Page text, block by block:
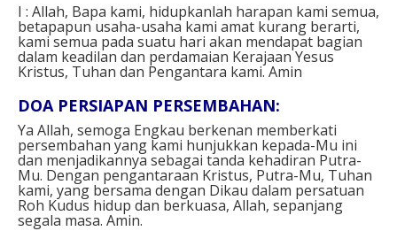
I : Allah, Bapa kami, hidupkanlah harapan kami semua,
betapapun usaha-usaha kami amat kurang berarti,
kami semua pada suatu hari akan mendapat bagian
dalam keadilan dan perdamaian Kerajaan Yesus
Kristus, Tuhan dan Pengantara kami. Amin
DOA PERSIAPAN PERSEMBAHAN:
Ya Allah, semoga Engkau berkenan memberkati
persembahan yang kami hunjukkan kepada-Mu ini
dan menjadikannya sebagai tanda kehadiran Putra-
Mu. Dengan pengantaraan Kristus, Putra-Mu, Tuhan
kami, yang bersama dengan Dikau dalam persatuan
Roh Kudus hidup dan berkuasa, Allah, sepanjang
segala masa. Amin.